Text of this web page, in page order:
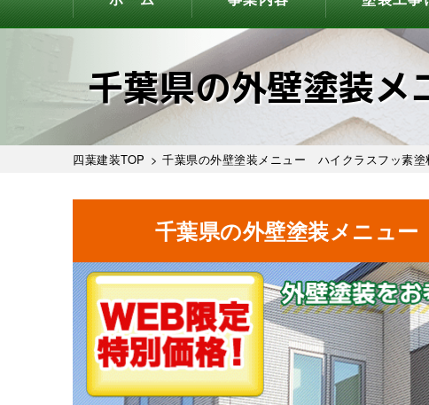
千葉県の外壁塗装
四葉建装TOP > 千葉県の外壁塗装メニュー ハイクラスフッ素
千葉県の外壁塗装メニュ